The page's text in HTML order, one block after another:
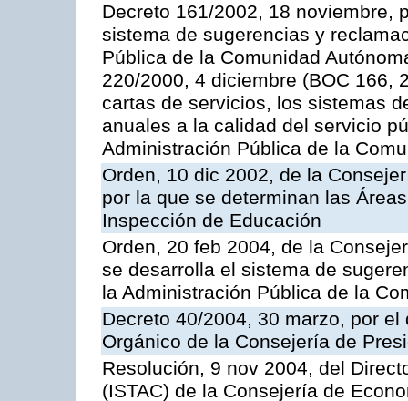
Decreto 161/2002, 18 noviembre,
sistema de sugerencias y
Pública de la Comunidad
220/2000, 4 diciembre (BOC 166,
cartas de servicios, los sistemas
anuales a la calidad del servicio
Administración Pública de la
Orden, 10 dic 2002, de la
por la que se determinan las
Inspección de Educación
Orden, 20 feb 2004, de la
se desarrolla el sistema de
la Administración Pública de la
Decreto 40/2004, 30 marzo, por
Orgánico de la Consejería de
Resolución, 9 nov 2004, del
(ISTAC) de la Consejería de